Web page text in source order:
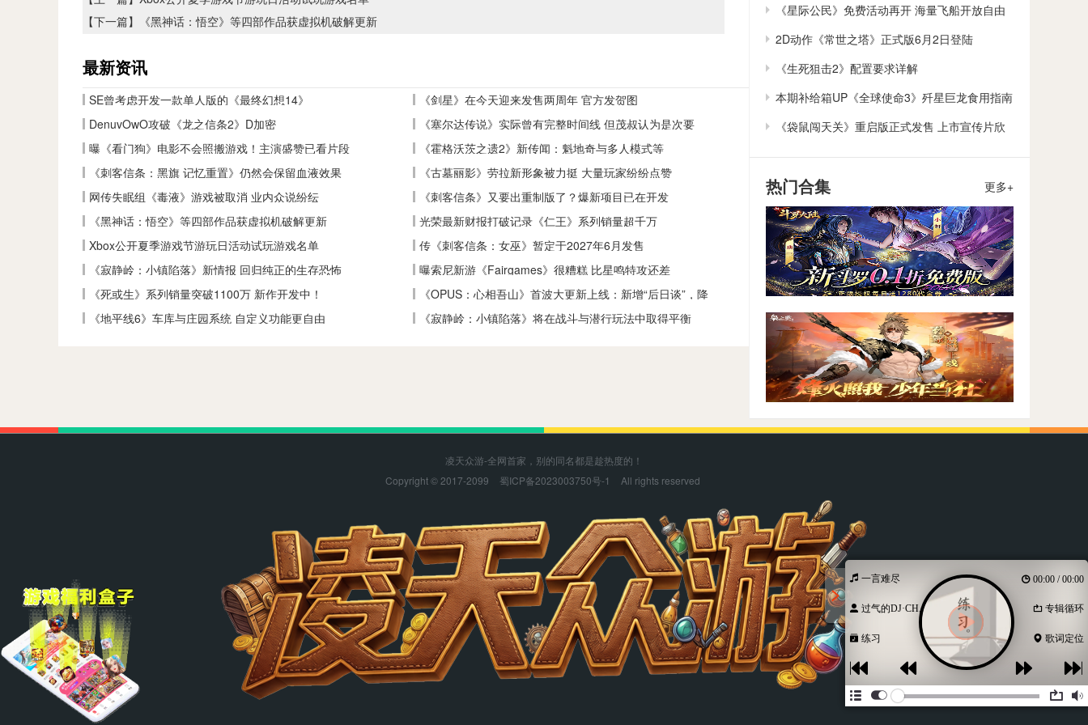
【下一篇】
《黑神话：悟空》等四部作品获虚拟机破解更新
最新资讯
SE曾考虑开发一款单人版的《最终幻想14》
《剑星》在今天迎来发售两周年 官方发贺图
DenuvOwO攻破《龙之信条2》D加密
《塞尔达传说》实际曾有完整时间线 但茂叔认为是次要
曝《看门狗》电影不会照搬游戏！主演盛赞已看片段
《霍格沃茨之遗2》新传闻：魁地奇与多人模式等
《刺客信条：黑旗 记忆重置》仍然会保留血液效果
《古墓丽影》劳拉新形象被力挺 大量玩家纷纷点赞
网传失眠组《毒液》游戏被取消 业内众说纷纭
《刺客信条》又要出重制版了？爆新项目已在开发
《黑神话：悟空》等四部作品获虚拟机破解更新
光荣最新财报打破记录《仁王》系列销量超千万
Xbox公开夏季游戏节游玩日活动试玩游戏名单
传《刺客信条：女巫》暂定于2027年6月发售
《寂静岭：小镇陷落》新情报 回归纯正的生存恐怖
曝索尼新游《Fairgames》很糟糕 比星鸣特攻还差
《死或生》系列销量突破1100万 新作开发中！
《OPUS：心相吾山》首波大更新上线：新增“后日谈”，降
《地平线6》车库与庄园系统 自定义功能更自由
《寂静岭：小镇陷落》将在战斗与潜行玩法中取得平衡
作
《星际公民》免费活动再开 海量飞船开放自由
体验
2D动作《常世之塔》正式版6月2日登陆
Steam/Switch
《生死狙击2》配置要求详解
本期补给箱UP《全球使命3》歼星巨龙食用指南
《袋鼠闯天关》重启版正式发售 上市宣传片欣
赏
热门合集 更多+
凌天众游-全网首家，别的同名都是趁热度的！
Copyright © 2017-2099
蜀ICP备2023003750号-1 All rights reserved
一言难尽 00:00 / 00:00
过气的DJ·CH... 专辑循环
练习 歌词定位